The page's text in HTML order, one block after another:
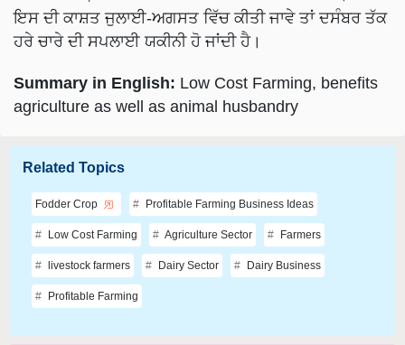
ਇਸ ਦੀ ਕਾਸ਼ਤ ਜੁਲਾਈ-ਅਗਸਤ ਵਿੱਚ ਕੀਤੀ ਜਾਵੇ ਤਾਂ ਦਸੰਬਰ ਤੱਕ
ਹਰੇ ਚਾਰੇ ਦੀ ਸਪਲਾਈ ਯਕੀਨੀ ਹੋ ਜਾਂਦੀ ਹੈ।
Summary in English: Low Cost Farming, benefits
agriculture as well as animal husbandry
Related Topics
Fodder Crop Profitable Farming Business Ideas
Low Cost Farming Agriculture Sector Farmers
livestock farmers Dairy Sector Dairy Business
Profitable Farming